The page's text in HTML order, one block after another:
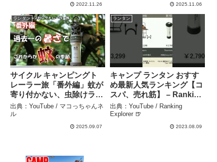
2022.11.26
ャンプ道具】#908 –
Hurricane Camp / ハリケ
ーンキャンプ
2025.11.06
ランタン
サイクル キャンピングト
レーラー旅「番外編」蚊が
寄り付かない、虫除けラン
タンが良かった！ – マコっ
ちゃんネル
出典：YouTube / マコっちゃんネ
ル
2025.09.07
ランタン
キャンプ ランタン おすす
め最新人気ランキング【コ
スパ、売れ筋】 – Ranking
Explorer 🍺
出典：YouTube / Ranking
Explorer 🍺
2023.08.09